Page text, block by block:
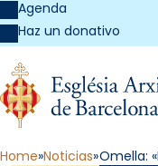
Agenda
Haz un donativo
Home Noticias Omella: